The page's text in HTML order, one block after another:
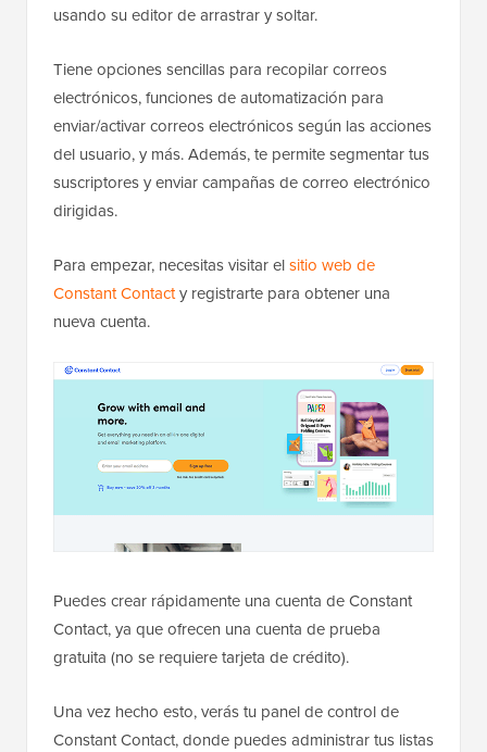
usando su editor de arrastrar y soltar.
Tiene opciones sencillas para recopilar correos
electrónicos, funciones de automatización para
enviar/activar correos electrónicos según las acciones
del usuario, y más. Además, te permite segmentar tus
suscriptores y enviar campañas de correo electrónico
dirigidas.
Para empezar, necesitas visitar elsitio web de
Constant Contacty registrarte para obtener una
nueva cuenta.
Puedes crear rápidamente una cuenta de Constant
Contact, ya que ofrecen una cuenta de prueba
gratuita (no se requiere tarjeta de crédito).
Una vez hecho esto, verás tu panel de control de
Constant Contact, donde puedes administrar tus listas